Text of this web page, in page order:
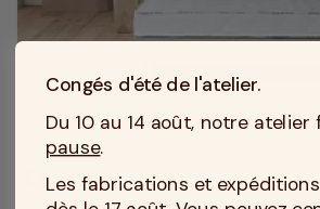
MADE IN TOURCOING
Congés d'été de l'atelier.
Du 10 au 14 août, notre atelier
pause.
Les fabrications et